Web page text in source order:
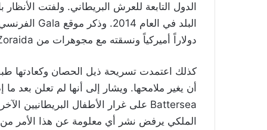
الدول التابعة للعرش البريطاني. ولفتت الأنظار
دولاراً أميركياً ونسقته مع مجوهرات من Catherine Zoraida.
كذلك اعتمدت تسريحة ذيل الحصان وكعادتها
الملكي يرفض نشر أي معلومة عن هذا الأمر